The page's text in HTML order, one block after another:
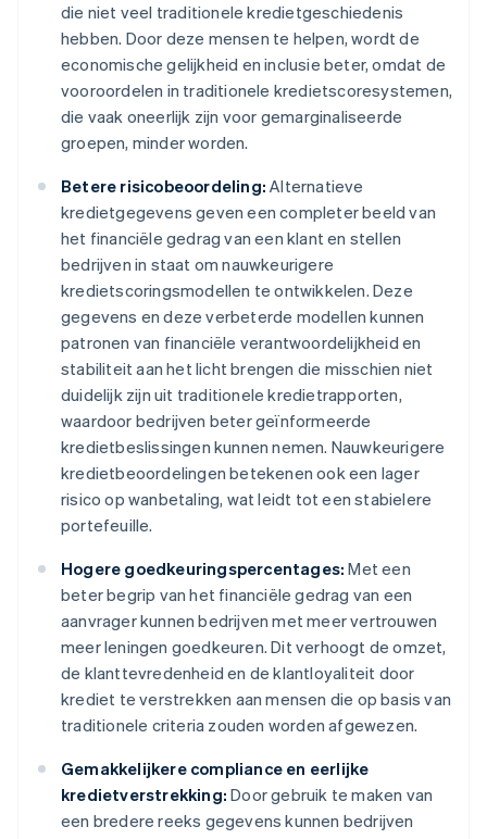
die niet veel traditionele kredietgeschiedenis
hebben. Door deze mensen te helpen, wordt de
economische gelijkheid en inclusie beter, omdat de
vooroordelen in traditionele kredietscoresystemen,
die vaak oneerlijk zijn voor gemarginaliseerde
groepen, minder worden.
Betere risicobeoordeling: Alternatieve
kredietgegevens geven een completer beeld van
het financiële gedrag van een klant en stellen
bedrijven in staat om nauwkeurigere
kredietscoringsmodellen te ontwikkelen. Deze
gegevens en deze verbeterde modellen kunnen
patronen van financiële verantwoordelijkheid en
stabiliteit aan het licht brengen die misschien niet
duidelijk zijn uit traditionele kredietrapporten,
waardoor bedrijven beter geïnformeerde
kredietbeslissingen kunnen nemen. Nauwkeurigere
kredietbeoordelingen betekenen ook een lager
risico op wanbetaling, wat leidt tot een stabielere
portefeuille.
Hogere goedkeuringspercentages: Met een
beter begrip van het financiële gedrag van een
aanvrager kunnen bedrijven met meer vertrouwen
meer leningen goedkeuren. Dit verhoogt de omzet,
de klanttevredenheid en de klantloyaliteit door
krediet te verstrekken aan mensen die op basis van
traditionele criteria zouden worden afgewezen.
Gemakkelijkere compliance en eerlijke
kredietverstrekking: Door gebruik te maken van
een bredere reeks gegevens kunnen bedrijven